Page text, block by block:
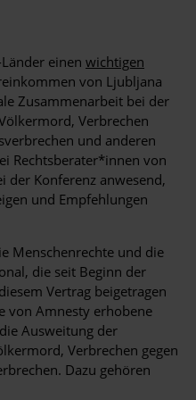
einen wichtigen
von Ljubljana
Zusammenarbeit bei der
Verbrechen
und anderen
Rechtsberater*innen von
der Konferenz anwesend,
und Empfehlungen
Menschenrechte und die
die seit Beginn der
Vertrag beigetragen
von Amnesty erhobene
Ausweitung der
Verbrechen gegen
Dazu gehören